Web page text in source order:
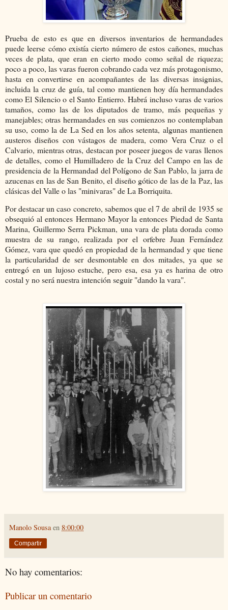
Prueba de esto es que en diversos inventarios de hermandades
puede leerse cómo existía cierto número de estos cañones, muchas
veces de plata, que eran en cierto modo como señal de riqueza;
poco a poco, las varas fueron cobrando cada vez más protagonismo,
hasta en convertirse en acompañantes de las diversas insignias,
incluida la cruz de guía, tal como mantienen hoy día hermandades
como El Silencio o el Santo Entierro. Habrá incluso varas de varios
tamaños, como las de los diputados de tramo, más pequeñas y
manejables; otras hermandades en sus comienzos no contemplaban
su uso, como la de La Sed en los años setenta, algunas mantienen
austeros diseños con vástagos de madera, como Vera Cruz o el
Calvario, mientras otras, destacan por poseer juegos de varas llenos
de detalles, como el Humilladero de la Cruz del Campo en las de
presidencia de la Hermandad del Polígono de San Pablo, la jarra de
azucenas en las de San Benito, el diseño gótico de las de la Paz, las
clásicas del Valle o las "minivaras" de La Borriquita.
Por destacar un caso concreto, sabemos que el 7 de abril de 1935 se
obsequió al entonces Hermano Mayor la entonces Piedad de Santa
Marina, Guillermo Serra Pickman, una vara de plata dorada como
muestra de su rango, realizada por el orfebre Juan Fernández
Gómez, vara que quedó en propiedad de la hermandad y que tiene
la particularidad de ser desmontable en dos mitades, ya que se
entregó en un lujoso estuche, pero esa, esa ya es harina de otro
costal y no será nuestra intención seguir "dando la vara".
Manolo Sousa en 8:00:00
Compartir
No hay comentarios:
Publicar un comentario